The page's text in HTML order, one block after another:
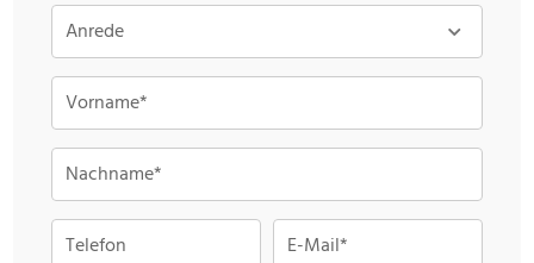
Anrede
Vorname*
Nachname*
Telefon E-Mail*